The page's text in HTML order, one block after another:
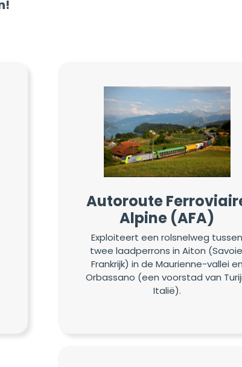
Autoroute
Alpine (AFA)
Exploiteert een rolsnelweg tussen
twee laadperrons in Aiton
Frankrijk) in de Maurienne-vallei en
Orbassano (een voorstad van
Italië).